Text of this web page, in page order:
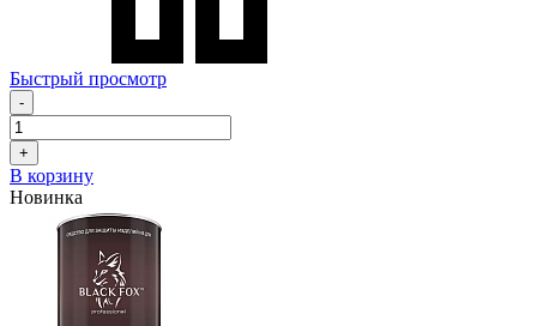
Быстрый просмотр
-
+
В корзину
Новинка